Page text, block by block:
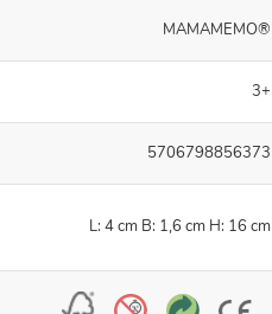
MAMAMEMO®
3+
5706798856373
L: 4 cm B: 1,6 cm H: 16 cm